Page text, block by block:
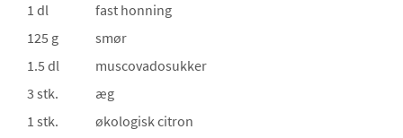
1 dl
fast honning
125 g
smør
1.5 dl
muscovadosukker
3 stk.
æg
1 stk.
økologisk citron